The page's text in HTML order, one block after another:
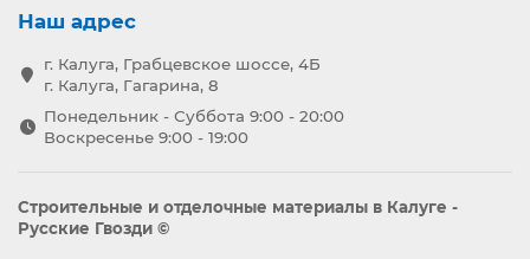
Наш адрес
г. Калуга, Грабцевское шоссе, 4Б
г. Калуга, Гагарина, 8
Понедельник - Суббота 9:00 - 20:00
Воскресенье 9:00 - 19:00
Строительные и отделочные материалы в Калуге -
Русские Гвозди ©